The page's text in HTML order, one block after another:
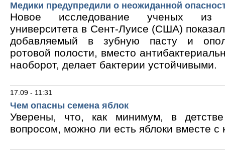
Медики предупредили о неожиданной
Новое исследование ученых из
университета в Сент-Луисе (США)
добавляемый в зубную пасту и
ротовой полости, вместо
наоборот, делает бактерии устойчивыми.
17.09 - 11:31
Чем опасны семена яблок
Уверены, что, как минимум, в
вопросом, можно ли есть яблоки вместе с